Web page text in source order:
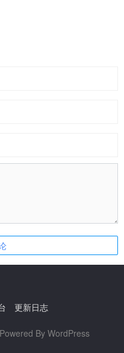
更新日志
Powered By WordPress